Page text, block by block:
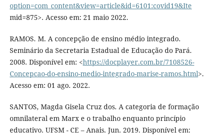
option=com_content&view=article&id=6101:covid19&Ite
mid=875>. Acesso em: 21 maio 2022.
RAMOS. M. A concepção de ensino médio integrado.
Seminário da Secretaria Estadual de Educação do Pará.
2008. Disponível em: <https://docplayer.com.br/7108526-
Concepcao-do-ensino-medio-integrado-marise-ramos.html>.
Acesso em: 01 ago. 2022.
SANTOS, Magda Gisela Cruz dos. A categoria de formação
omnilateral em Marx e o trabalho enquanto princípio
educativo. UFSM - CE – Anais. Jun. 2019. Disponível em: